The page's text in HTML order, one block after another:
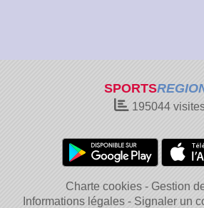
SPORTS
195044
Charte cookies
Gestion
Informations légales
Signaler un